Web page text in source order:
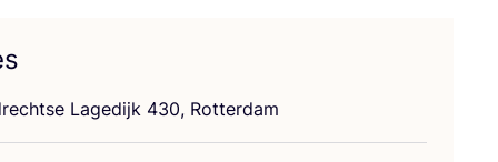
Lage­dijk 430, Rotterdam